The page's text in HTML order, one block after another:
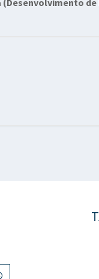
(Desenvolvimento de